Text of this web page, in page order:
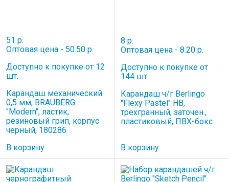
51 р.
Оптовая цена - 50.50 р.
Доступно к покупке от 12
шт.
Карандаш механический
0,5 мм, BRAUBERG
"Modern", ластик,
резиновый грип, корпус
черный, 180286
В корзину
8 р.
Оптовая цена - 8.20 р.
Доступно к покупке от
144 шт.
Карандаш ч/г Berlingo
"Flexy Pastel" HB,
трехгранный, заточен.,
пластиковый, ПВХ-бокс
В корзину